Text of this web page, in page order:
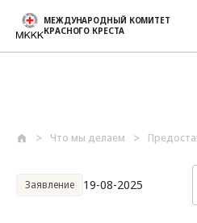
МЕЖДУНАРОДНЫЙ КОМИТЕТ
КРАСНОГО КРЕСТА
Что мы делаем
Заявление 19-08-2025